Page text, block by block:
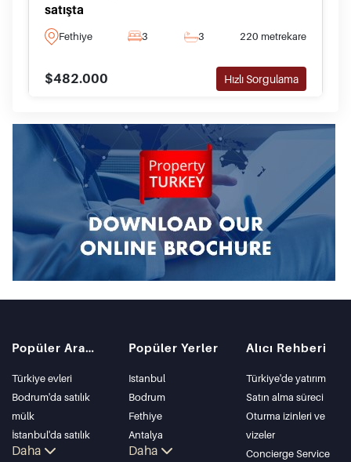
satışta
Fethiye 3 3 220 metrekare
$482.000 Hızlı Sorgulama
Popüler Aramalar
Türkiye evleri
Bodrum'da satılık
mülk
İstanbul'da satılık
daire
Daha
Popüler Yerler
Istanbul
Bodrum
Fethiye
Antalya
Kalkan
Daha
Alıcı Rehberi
Türkiye'de yatırım
Satın alma süreci
Oturma izinleri ve
vizeler
Concierge Service